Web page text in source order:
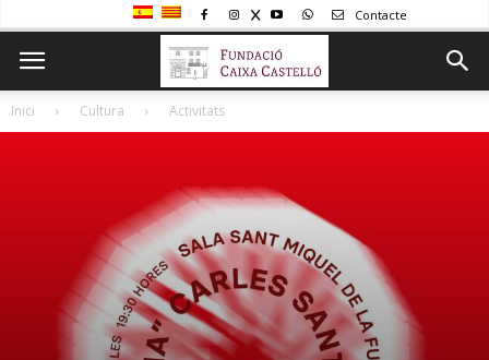
Contacte
Inici Cultura Activitats